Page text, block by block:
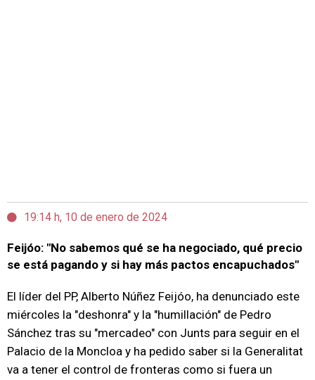
19:14 h, 10 de enero de 2024
Feijóo: "No sabemos qué se ha negociado, qué precio
se está pagando y si hay más pactos encapuchados"
El líder del PP, Alberto Núñez Feijóo, ha denunciado este
miércoles la "deshonra" y la "humillación" de Pedro
Sánchez tras su "mercadeo" con Junts para seguir en el
Palacio de la Moncloa y ha pedido saber si la Generalitat
va a tener el control de fronteras como si fuera un